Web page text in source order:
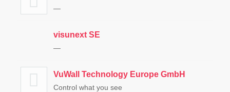
—
visunext SE
—
VuWall Technology Europe GmbH
Control what you see